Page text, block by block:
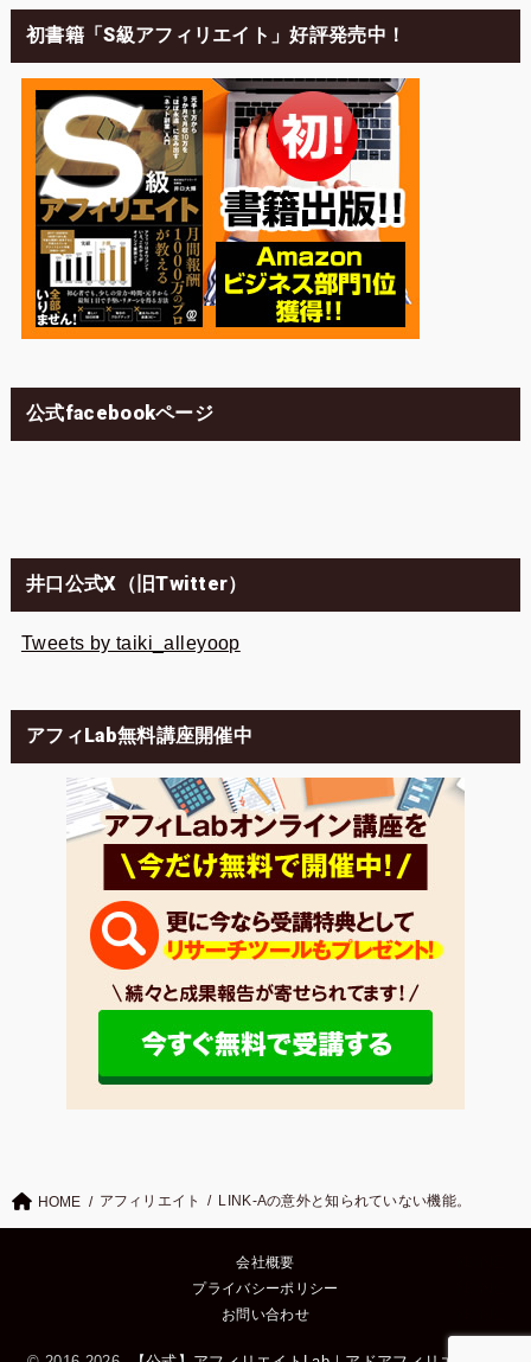
初書籍「S級アフィリエイト」好評発売中！
公式facebookページ
井口公式X（旧Twitter）
Tweets by taiki_alleyoop
アフィLab無料講座開催中
HOME アフィリエイト LINK-Aの意外と知られていない機能。
会社概要
プライバシーポリシー
お問い合わせ